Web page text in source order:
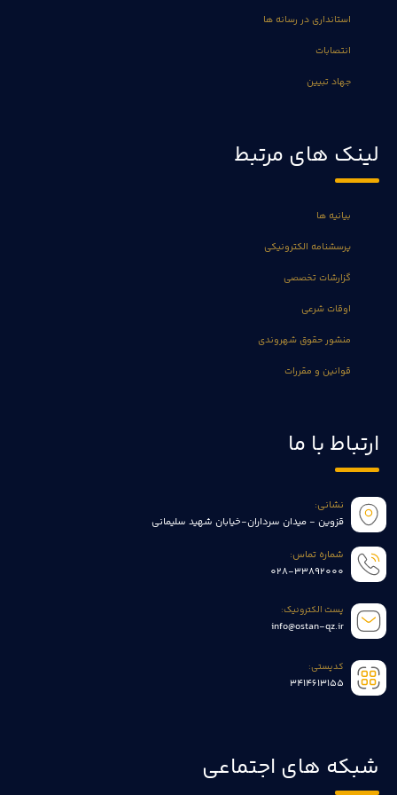
استانداری در رسانه ها
انتصابات
جهاد تبیین
لینک های مرتبط
بیانیه ها
پرسشنامه الکترونیکی
گزارشات تخصصی
اوقات شرعی
منشور حقوق شهروندی
قوانین و مقررات
ارتباط با ما
نشانی:
قزوین - میدان سرداران-خیابان شهید سلیمانی
شماره تماس:
028-33892000
پست الکترونیک:
info@ostan-qz.ir
کدپستی:
3414613155
شبکه های اجتماعی